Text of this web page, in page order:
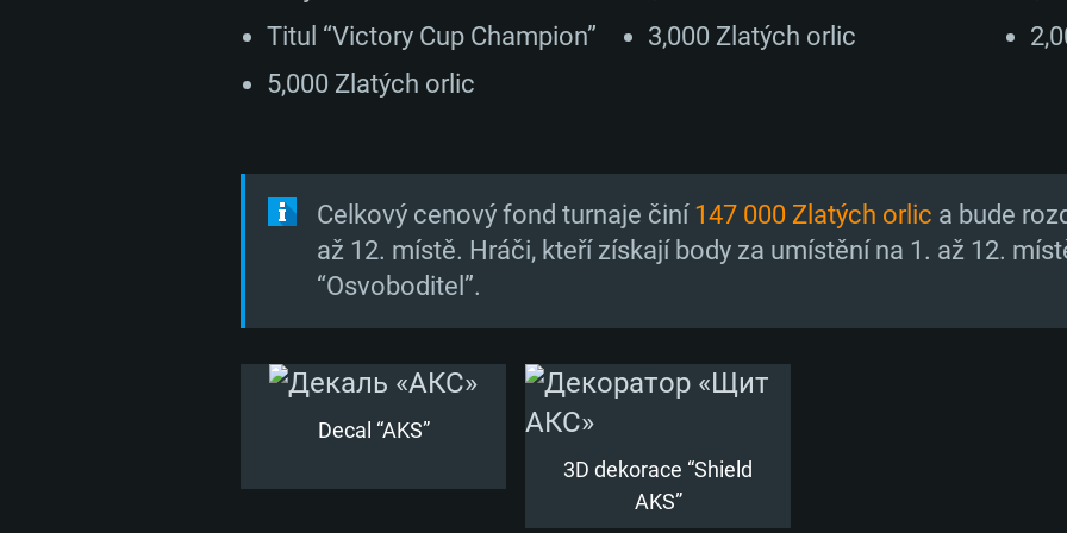
SYSTÉMOVÉ
PC Mac
Minimální
OS: Windows 10 (64bitový)
Minimální
OS: Mac OS Big Sur 11.0 nebo novější
Procesor: Core i5 (Intel Xeon není podporován)
Minimální
OS: Většina moderních 64bitových distribucí
Titul “Victory Cup Champion”
5,000 Zlatých orlic
3,000 Zlatých orlic
Celkový cenový fond turnaje činí 147 000 Zlatých orlic a bude
až 12. místě. Hráči, kteří získají body za umístění na 1. až 12.
“Osvoboditel”.
Decal “AKS”
3D dekorace “Shield
AKS”